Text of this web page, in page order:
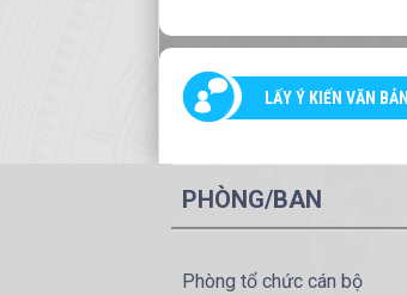
LẤY Ý KIẾN VĂN BẢN
PHÒNG/BAN
Phòng tổ chức cán bộ